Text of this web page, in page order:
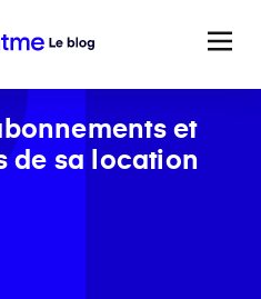
et
de sa location